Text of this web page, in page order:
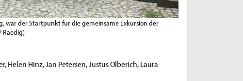
war der Startpunkt für die gemeinsame Exkursion der
Raedig)
Helen Hinz, Jan Petersen, Justus Olberich, Laura